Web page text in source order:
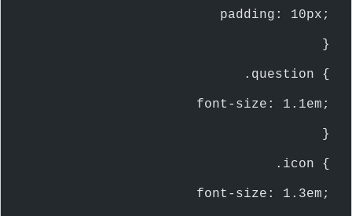
            padding: 10px;
        }
        .question {
            font-size: 1.1em;
        }
        .icon {
            font-size: 1.3em;